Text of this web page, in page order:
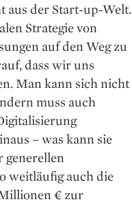
aus der Start-up-Welt.
Strategie von
auf den Weg zu
dass wir uns
Man kann sich nicht
muss auch
– was kann sie
generellen
weitläufig auch die
€ zur